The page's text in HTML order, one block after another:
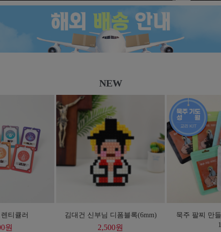
NEW
티큘러
원
김대건 신부님 디폼블록(6mm)
2,500원
묵주 팔찌 만